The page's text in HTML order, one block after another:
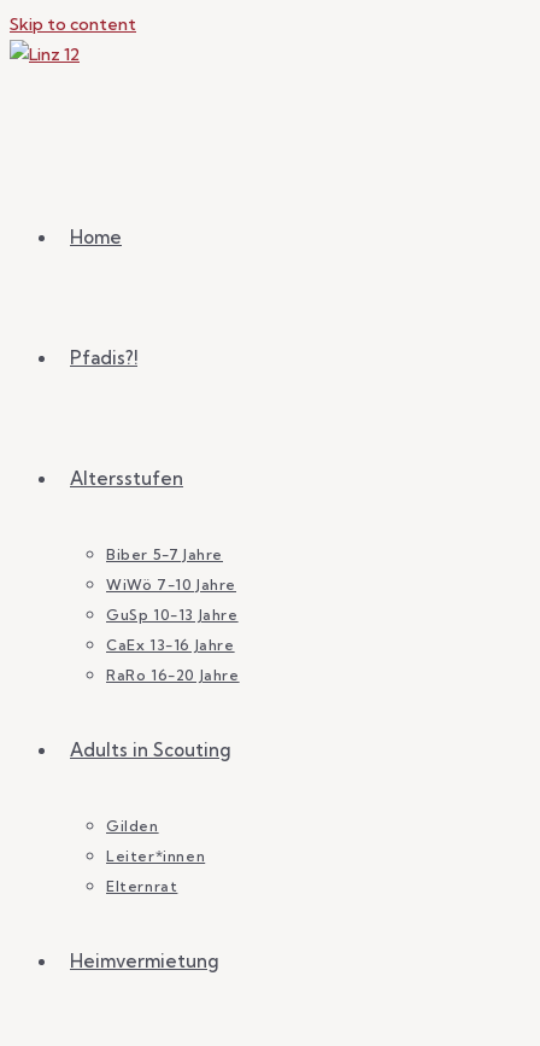
Skip to content
Home
Pfadis?!
Altersstufen
Biber 5-7 Jahre
WiWö 7-10 Jahre
GuSp 10-13 Jahre
CaEx 13-16 Jahre
RaRo 16-20 Jahre
Adults in Scouting
Gilden
Leiter*innen
Elternrat
Heimvermietung